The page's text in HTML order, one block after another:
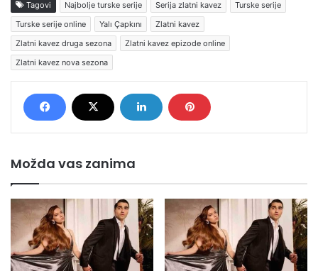
Tagovi Najbolje turske serije Serija zlatni kavez
Turske serije
Turske serije online
Yalı Çapkını
Zlatni kavez
Zlatni kavez druga sezona
Zlatni kavez epizode online
Zlatni kavez nova sezona
Možda vas zanima